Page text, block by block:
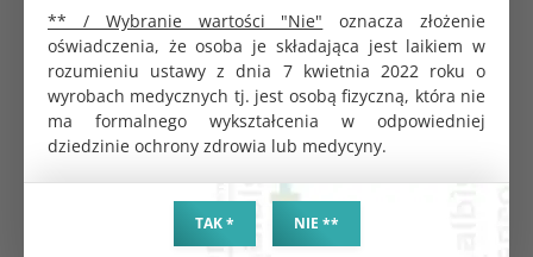
** / Wybranie wartości "Nie" oznacza złożenie
oświadczenia, że osoba je składająca jest laikiem w
rozumieniu ustawy z dnia 7 kwietnia 2022 roku o
wyrobach medycznych tj. jest osobą fizyczną, która nie
ma formalnego wykształcenia w odpowiedniej
dziedzinie ochrony zdrowia lub medycyny.
TAK * NIE **
Skalpel nr 11 z trzonkiem
jednorazowy sterylny op. 10
szt.
KOD PRODUKTU:
Pojemnik PCV na zużyte igły 1L
KOD PRODUKTU:
G0129
6.46 zł
NETTO
5.25 zł